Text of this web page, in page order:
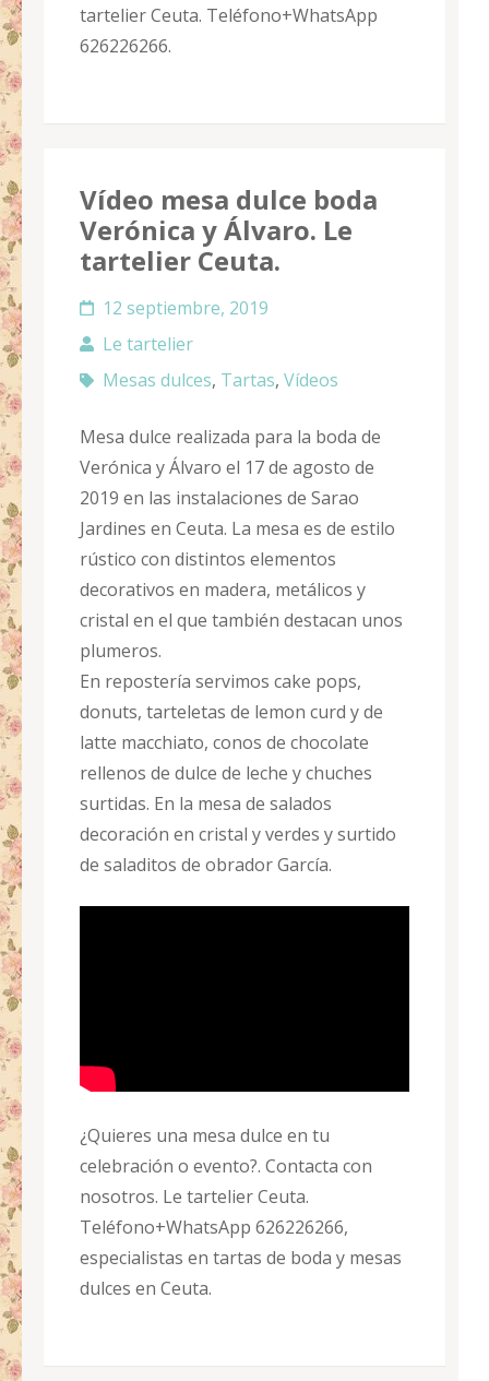
tartelier Ceuta. Teléfono+WhatsApp
626226266.
Vídeo mesa dulce boda
Verónica y Álvaro. Le
tartelier Ceuta.
12 septiembre, 2019
Le tartelier
Mesas dulces, Tartas, Vídeos
Mesa dulce realizada para la boda de
Verónica y Álvaro el 17 de agosto de
2019 en las instalaciones de Sarao
Jardines en Ceuta. La mesa es de estilo
rústico con distintos elementos
decorativos en madera, metálicos y
cristal en el que también destacan unos
plumeros.
En repostería servimos cake pops,
donuts, tarteletas de lemon curd y de
latte macchiato, conos de chocolate
rellenos de dulce de leche y chuches
surtidas. En la mesa de salados
decoración en cristal y verdes y surtido
de saladitos de obrador García.
¿Quieres una mesa dulce en tu
celebración o evento?. Contacta con
nosotros. Le tartelier Ceuta.
Teléfono+WhatsApp 626226266,
especialistas en tartas de boda y mesas
dulces en Ceuta.